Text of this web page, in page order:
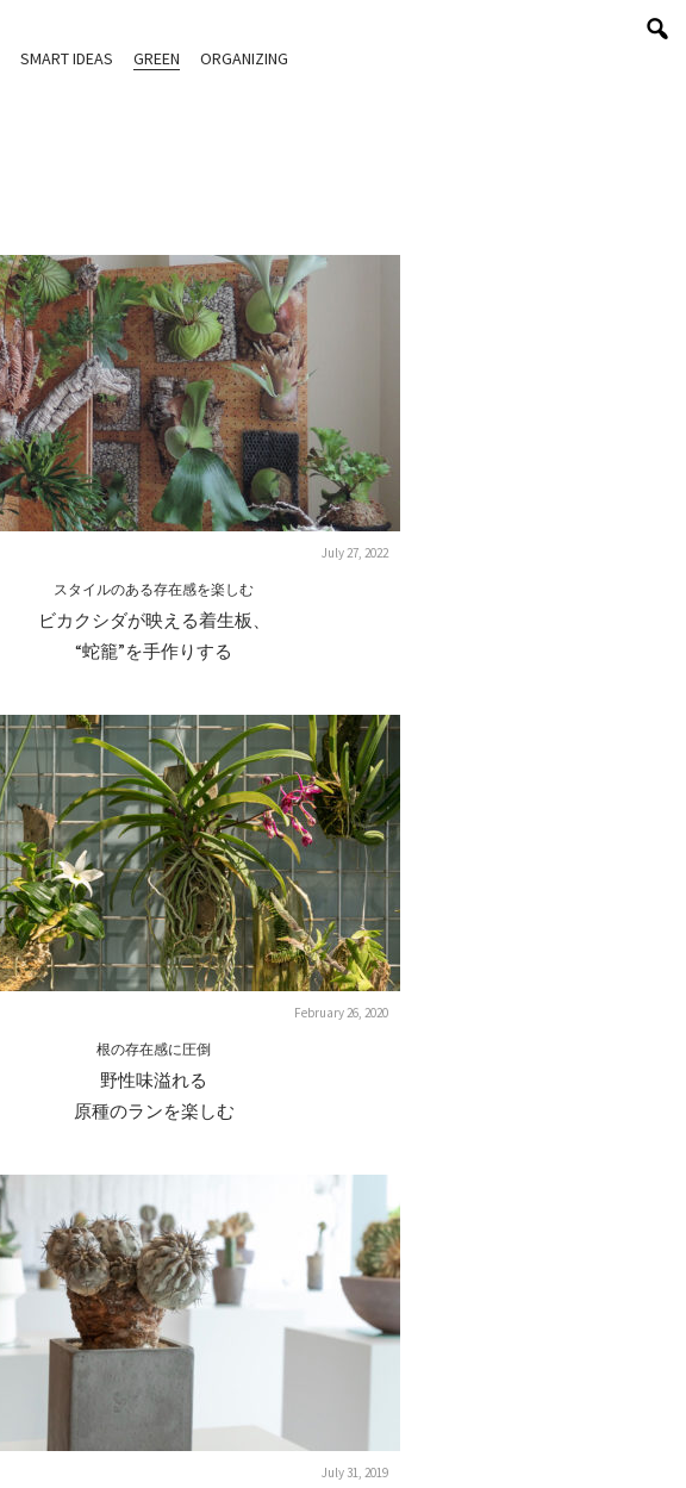
SMART IDEAS GREEN ORGANIZING
July 27, 2022
スタイルのある存在感を楽しむ
ビカクシダが映える着生板、
“蛇籠”を手作りする
February 26, 2020
根の存在感に圧倒
野性味溢れる
原種のランを楽しむ
July 31, 2019